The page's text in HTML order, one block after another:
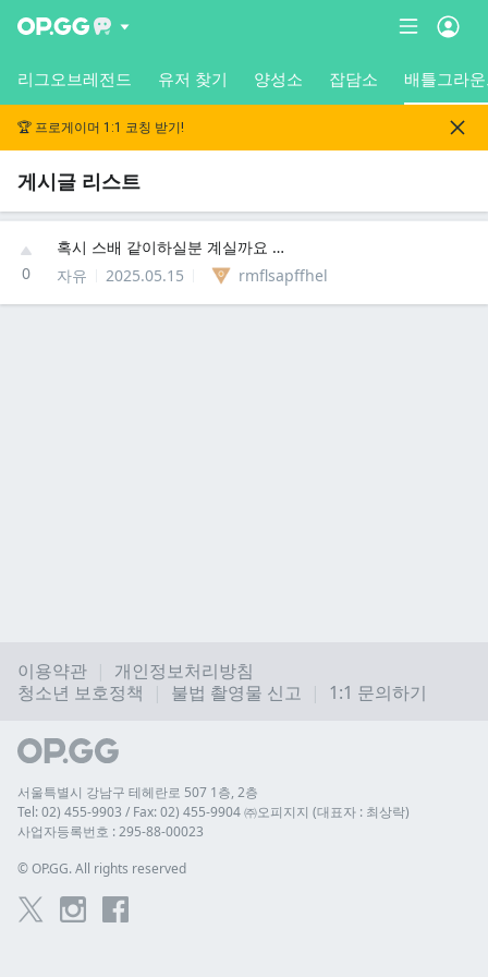
리그오브레전드 유저 찾기 양성소 잡담소 배틀그라
🏆 프로게이머 1:1 코칭 받기!
게시글 리스트
0
혹시 스배 같이하실분 계실까요 배린이입니다
자유
2025.05.15 rmflsapffhel
이용약관
개인정보처리방침
청소년 보호정책
불법 촬영물 신고 1:1 문의하기
서울특별시 강남구 테헤란로 507 1층, 2층
Tel: 02) 455-9903 / Fax: 02) 455-9904 ㈜오피지지 (대표자 : 최상락)
사업자등록번호 : 295-88-00023
© OP.GG. All rights reserved